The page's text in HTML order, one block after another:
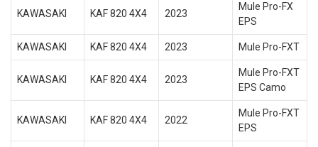
KAWASAKI KAF 820 4X4 2023
Mule Pro-FX
EPS
KAWASAKI KAF 820 4X4 2023 Mule Pro-FXT
KAWASAKI KAF 820 4X4 2023
Mule Pro-FXT
EPS Camo
KAWASAKI KAF 820 4X4 2022
Mule Pro-FXT
EPS